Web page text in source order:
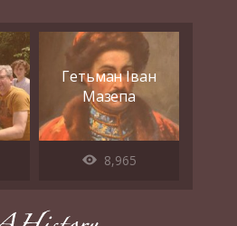
Гетьман Іван
Мазепа
8,965